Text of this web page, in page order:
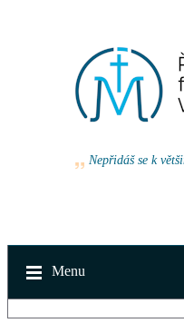
Nepřidáš se k
Menu